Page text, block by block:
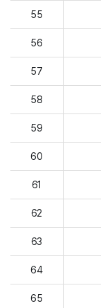
55
56
57
58
59
60
61
62
63
64
65